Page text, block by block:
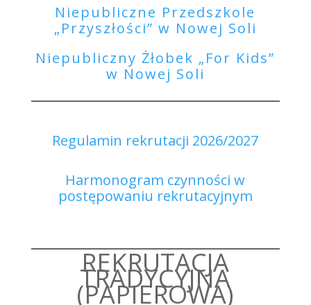
Niepubliczne Przedszkole
„Przyszłości” w Nowej Soli
Niepubliczny Żłobek „For Kids”
w Nowej Soli
Regulamin rekrutacji 2026/2027
Harmonogram czynności w
postępowaniu rekrutacyjnym
REKRUTACJA
TRADYCYJNA
(PAPIEROWA)